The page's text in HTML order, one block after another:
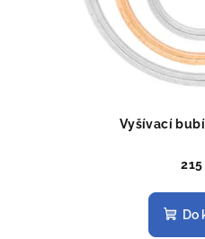
Vyšívací
215
Do